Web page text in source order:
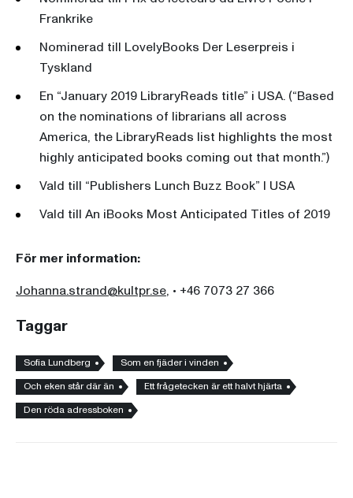
Frankrike
Nominerad till LovelyBooks Der Leserpreis i
Tyskland
En “January 2019 LibraryReads title” i USA. (“Based
on the nominations of librarians all across
America, the LibraryReads list highlights the most
highly anticipated books coming out that month.”)
Vald till “Publishers Lunch Buzz Book” I USA
Vald till An iBooks Most Anticipated Titles of 2019
För mer information:
Johanna.strand@kultpr.se, • +46 7073 27 366
Taggar
Sofia Lundberg
Som en fjäder i vinden
Och eken står där än
Ett frågetecken är ett halvt hjärta
Den röda adressboken